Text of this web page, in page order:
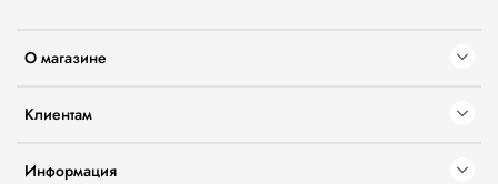
О магазине
Клиентам
Информация